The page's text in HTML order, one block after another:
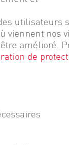
utilisateurs
viennent nos
amélioré.
de